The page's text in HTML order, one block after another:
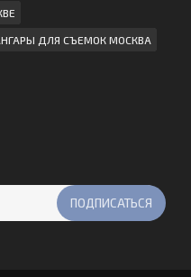
ДЛЯ СЪЕМОК МОСКВА